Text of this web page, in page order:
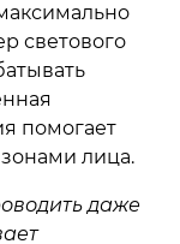
светового
помогает
лица.
даже